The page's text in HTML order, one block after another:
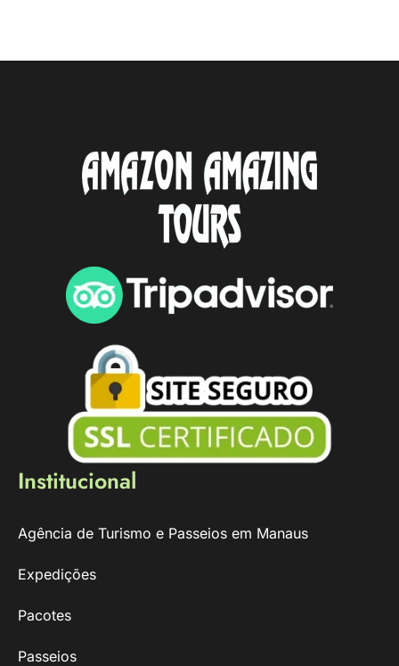
Institucional
Agência de Turismo e Passeios em Manaus
Expedições
Pacotes
Passeios